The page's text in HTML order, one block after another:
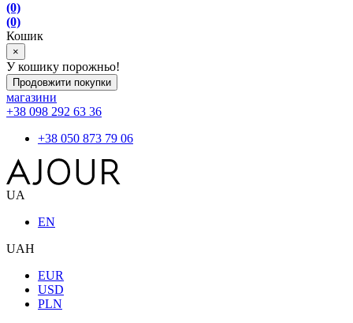
(0)
(0)
Кошик
×
У кошику порожньо!
Продовжити покупки
магазини
+38 098 292 63 36
+38 050 873 79 06
UA
EN
UAH
EUR
USD
PLN